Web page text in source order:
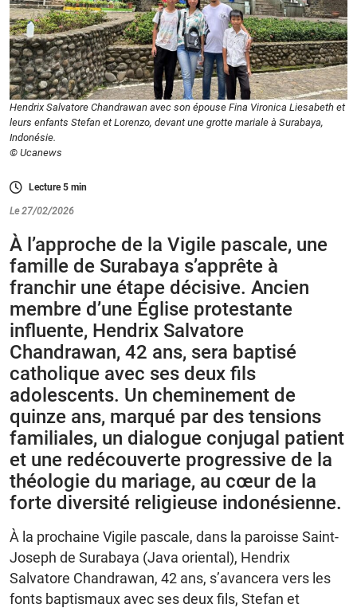
Hendrix Salvatore Chandrawan avec son épouse Fina Vironica Liesabeth et
leurs enfants Stefan et Lorenzo, devant une grotte mariale à Surabaya,
Indonésie.
© Ucanews
Lecture5 min
Le 27/02/2026
À l’approche de la Vigile pascale, une
famille de Surabaya s’apprête à
franchir une étape décisive. Ancien
membre d’une Église protestante
influente, Hendrix Salvatore
Chandrawan, 42 ans, sera baptisé
catholique avec ses deux fils
adolescents. Un cheminement de
quinze ans, marqué par des tensions
familiales, un dialogue conjugal patient
et une redécouverte progressive de la
théologie du mariage, au cœur de la
forte diversité religieuse indonésienne.
À la prochaine Vigile pascale, dans la paroisse Saint-
Joseph de Surabaya (Java oriental), Hendrix
Salvatore Chandrawan, 42 ans, s’avancera vers les
fonts baptismaux avec ses deux fils, Stefan et